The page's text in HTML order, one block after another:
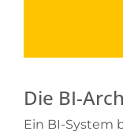
Die BI-
Ein BI-System